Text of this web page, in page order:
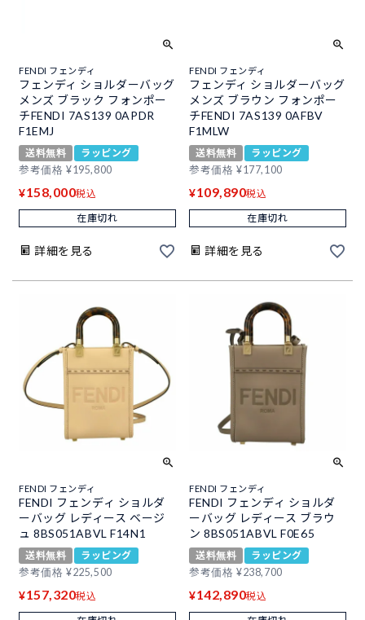
FENDI フェンディ
フェンディ ショルダーバッグ
メンズ ブラック フォンポー
チFENDI 7AS139 0APDR
F1EMJ
送料無料
ラッピング
参考価格 ¥195,800
¥158,000税込
在庫切れ
詳細を見る
FENDI フェンディ
フェンディ ショルダーバッグ
メンズ ブラウン フォンポー
チFENDI 7AS139 0AFBV
F1MLW
送料無料
ラッピング
参考価格 ¥177,100
¥109,890税込
在庫切れ
詳細を見る
FENDI フェンディ
FENDI フェンディ ショルダ
ーバッグ レディース ベージ
ュ 8BS051ABVL F14N1
送料無料
ラッピング
参考価格 ¥225,500
¥157,320税込
FENDI フェンディ
FENDI フェンディ ショルダ
ーバッグ レディース ブラウ
ン 8BS051ABVL F0E65
送料無料
ラッピング
参考価格 ¥238,700
¥142,890税込